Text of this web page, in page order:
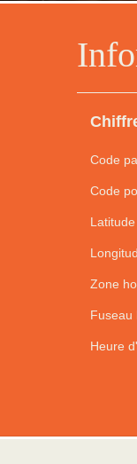
Code
Code
Latitude
Zone
Fuseau
Heure